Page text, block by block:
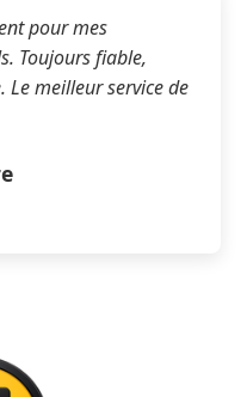
pour mes
Toujours fiable,
meilleur service de